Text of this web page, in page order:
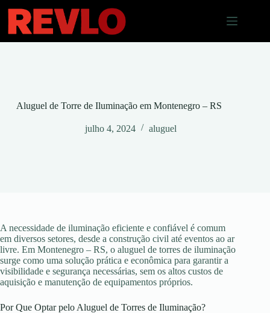
para
conteúdo
Aluguel de Torre de Iluminação em Montenegro – RS
julho 4, 2024 aluguel
A necessidade de iluminação eficiente e confiável é comum
em diversos setores, desde a construção civil até eventos ao ar
livre. Em Montenegro – RS, o aluguel de torres de iluminação
surge como uma solução prática e econômica para garantir a
visibilidade e segurança necessárias, sem os altos custos de
aquisição e manutenção de equipamentos próprios.
Por Que Optar pelo Aluguel de Torres de Iluminação?